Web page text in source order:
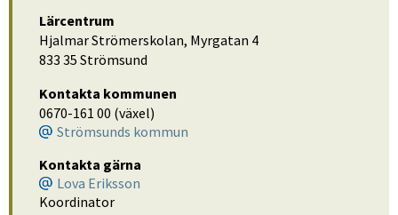
Lärcentrum
Hjalmar Strömerskolan, Myrgatan 4
833 35 Strömsund
Kontakta kommunen
0670-161 00 (växel)
Strömsunds kommun
Kontakta gärna
Lova Eriksson
Koordinator